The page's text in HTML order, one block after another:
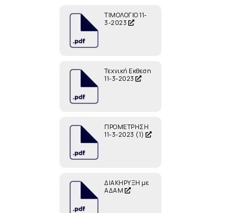
ΤΙΜΟΛΟΓΙΟ 11-
3-2023
Τεχνική Εκθεση
11-3-2023
ΠΡΟΜΕΤΡΗΣΗ
11-3-2023 (1)
ΔΙΑΚΗΡΥΞΗ με
ΑΔΑΜ